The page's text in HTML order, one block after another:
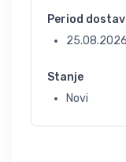
Period
Stanje
Novi